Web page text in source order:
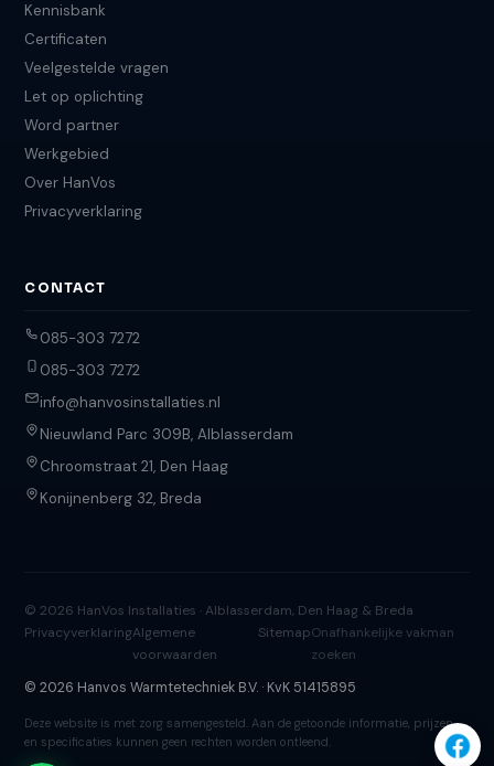
Kennisbank
Certificaten
Veelgestelde vragen
Let op oplichting
Word partner
Werkgebied
Over HanVos
Privacyverklaring
CONTACT
085-303 7272
085-303 7272
info@hanvosinstallaties.nl
Nieuwland Parc 309B, Alblasserdam
Chroomstraat 21, Den Haag
Konijnenberg 32, Breda
© 2026 HanVos Installaties · Alblasserdam, Den Haag & Breda
PrivacyverklaringAlgemene
voorwaarden
SitemapOnafhankelijke vakman
zoeken
© 2026 Hanvos Warmtetechniek B.V. · KvK 51415895
Deze website is met zorg samengesteld. Aan de getoonde informatie, prijzen
en specificaties kunnen geen rechten worden ontleend.